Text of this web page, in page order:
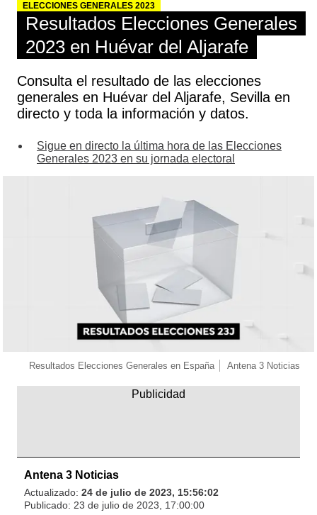
ELECCIONES GENERALES 2023
Resultados Elecciones Generales
2023 en Huévar del Aljarafe
Consulta el resultado de las elecciones
generales en Huévar del Aljarafe, Sevilla en
directo y toda la información y datos.
Sigue en directo la última hora de las Elecciones
Generales 2023 en su jornada electoral
Resultados Elecciones Generales en España Antena 3 Noticias
Antena 3 Noticias
Actualizado: 24 de julio de 2023, 15:56:02
Publicado: 23 de julio de 2023, 17:00:00